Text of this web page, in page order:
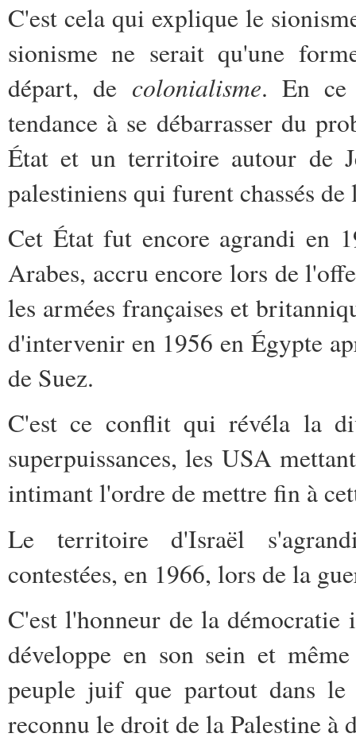
C'est cela qui explique le
sionisme ne serait qu'une
départ, de colonialisme. En ce
tendance à se débarrasser du
État et un territoire autour de
palestiniens qui furent chassés
Cet État fut encore agrandi en
Arabes, accru encore lors de
les armées françaises et
d'intervenir en 1956 en Égypte
de Suez.
C'est ce conflit qui révéla la
superpuissances, les USA
intimant l'ordre de mettre fin à
Le territoire d'Israël
contestées, en 1966, lors de la
C'est l'honneur de la démocratie
développe en son sein et
peuple juif que partout dans
reconnu le droit de la Palestine à